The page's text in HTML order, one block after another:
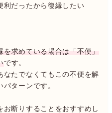
利だったから復縁したい
求めている場合は「不便」
です。
なたでなくてもこの不便を解
ターンです。
お断りすることをおすすめし